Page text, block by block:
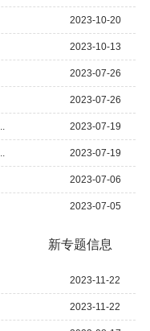
2023-10-20
2023-10-13
2023-07-26
2023-07-26
2023-07-19
2023-07-19
2023-07-06
2023-07-05
新专题信息
2023-11-22
2023-11-22